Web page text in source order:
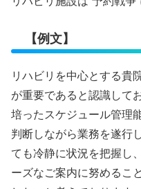
【例文】
リハビリを中心とする貴
が重要であると認識して
培ったスケジュール管理
判断しながら業務を遂行
ても冷静に状況を把握し
ーズなご案内に努めるこ